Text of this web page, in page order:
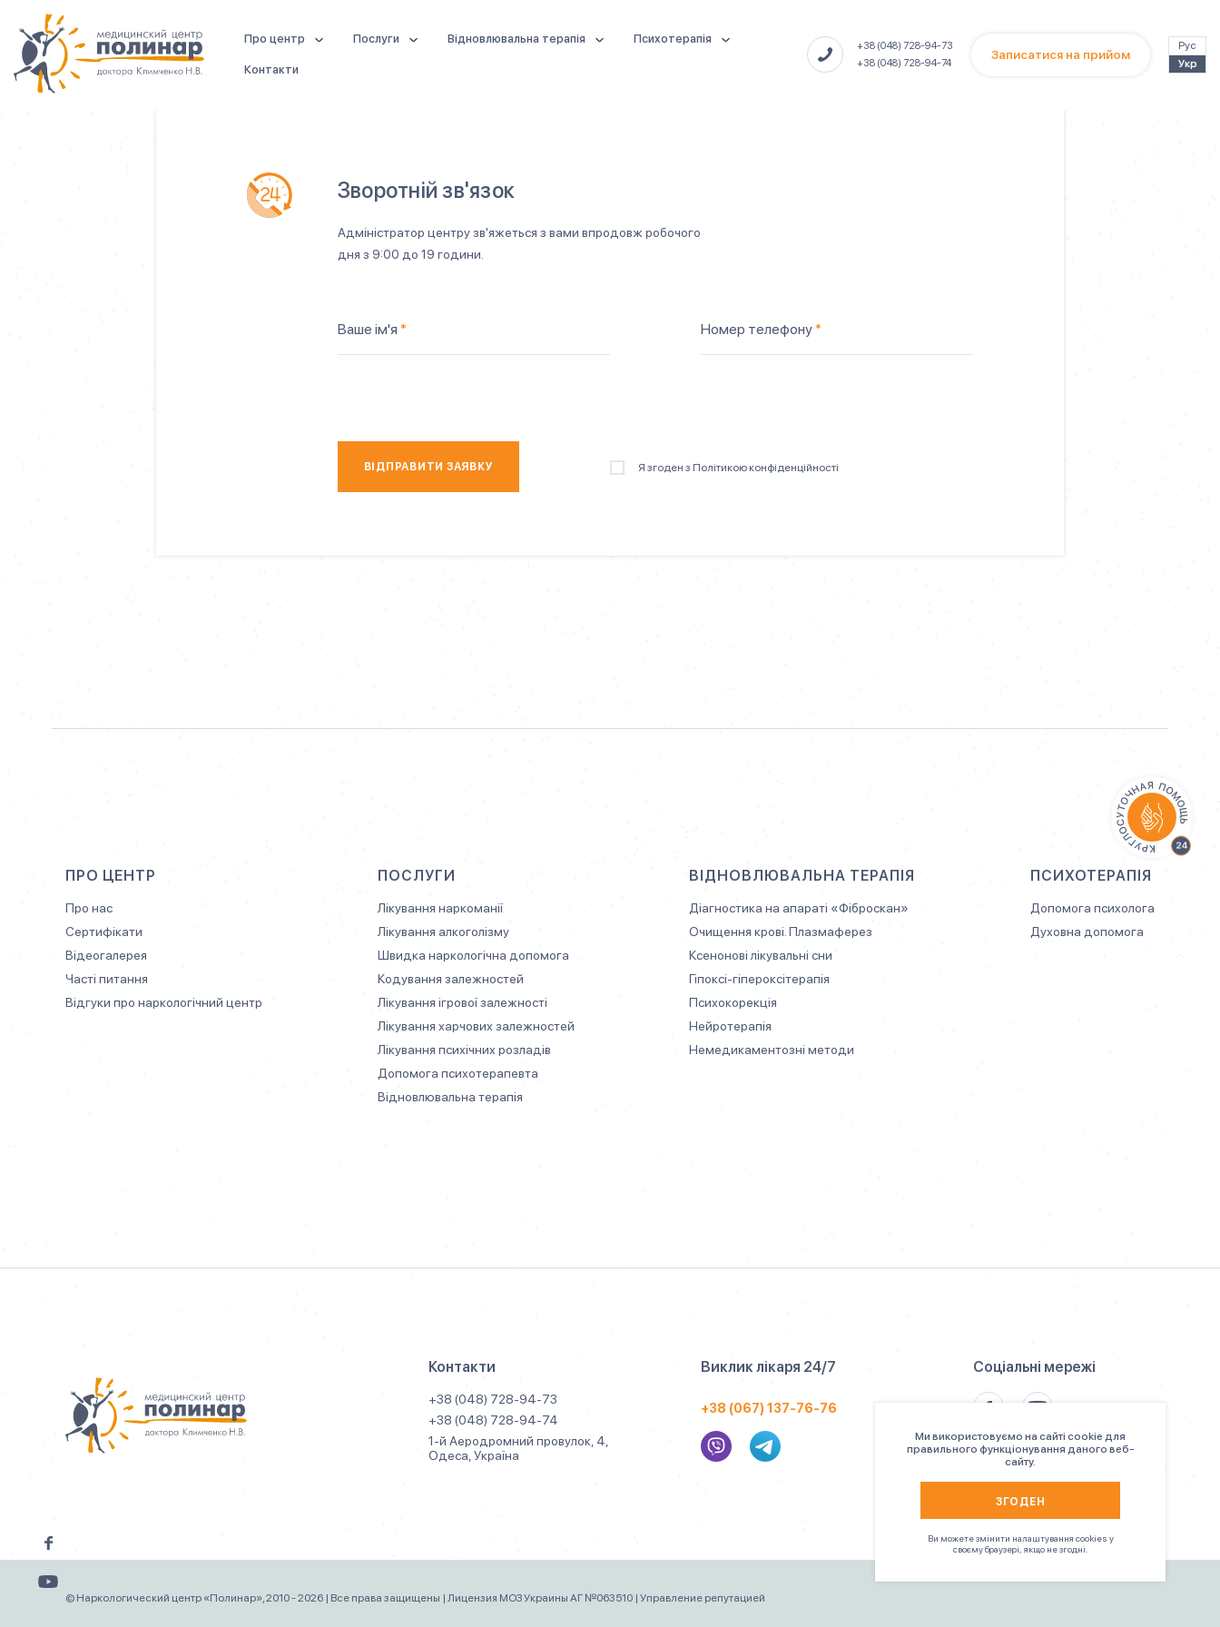
Ми використовуємо на сайті cookie для
правильного функціонування даного веб-
сайту.
ЗГОДЕН
Ви можете змінити налаштування cookies у
своєму браузері, якщо не згодні.
Про центр Послуги Відновлювальна терапія Психотерапія
Контакти
+38 (048) 728-94-73
+38 (048) 728-94-74
Записатися на прийом
Рус
Укр
Зворотній зв'язок
Адміністратор центру зв'яжеться з вами впродовж робочого
дня з 9:00 до 19 години.
Ваше ім'я * Номер телефону*
ВІДПРАВИТИ ЗАЯВКУ Я згоден з Політикою конфіденційності
ПРО ЦЕНТР
Про нас
Сертифікати
Відеогалерея
Часті питання
Відгуки про наркологiчний центр
ПОСЛУГИ
Лікування наркоманії
Лікування алкоголізму
Швидка наркологічна допомога
Кодування залежностей
Лікування ігрової залежності
Лікування харчових залежностей
Лікування психічних розладів
Допомога психотерапевта
Відновлювальна терапія
ВІДНОВЛЮВАЛЬНА ТЕРАПІЯ
Діагностика на апараті «Фіброскан»
Очищення крові. Плазмаферез
Ксенонові лікувальні сни
Гіпоксі-гіпероксітерапія
Психокорекція
Нейротерапія
Немедикаментозні методи
ПСИХОТЕРАПІЯ
Допомога психолога
Духовна допомога
Контакти
+38 (048) 728-94-73
+38 (048) 728-94-74
1-й Аеродромний провулок, 4,
Одеса, Україна
Виклик лікаря 24/7
+38 (067) 137-76-76
Соціальні мережі
© Наркологический центр «Полинар», 2010 - 2026 | Все права защищены | Лицензия МОЗ Украины АГ №063510 | Управление репутацией